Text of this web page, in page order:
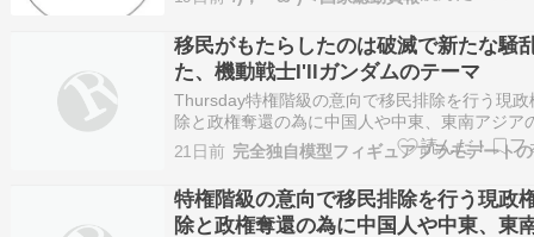
01: 名も無き…
移民がもたらしたのは破滅で新たな騒
た、機動戦士I'llガンダムのテーマ
Thursday特権階級の意向で移民排除を行う現政
除と政権奪還の為に中国人や中東、東南アジア
のコミュニティー不法移民軍の内乱を誘発支援
権階級のクーデター部隊によって勃発した政変
苗や小泉の糞ボウズも特権階級の意向で蛮人の
加速させ日本が貧困になっていき…
21日前 完全独自模型フィギュアプラモデート
特権階級の意向で移民排除を行う現政
除と政権奪還の為に中国人や中東、東